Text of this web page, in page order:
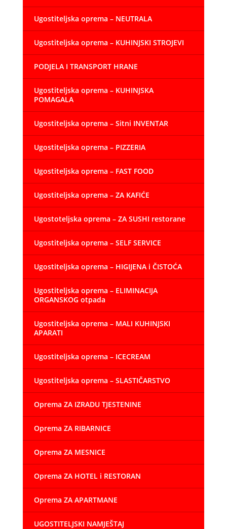
Ugostiteljska oprema – NEUTRALA
Ugostiteljska oprema – KUHINJSKI STROJEVI
PODJELA I TRANSPORT HRANE
Ugostiteljska oprema – KUHINJSKA
POMAGALA
Ugostiteljska oprema – Sitni INVENTAR
Ugostiteljska oprema – PIZZERIA
Ugostiteljska oprema – FAST FOOD
Ugostiteljska oprema – ZA KAFIĆE
Ugostoteljska oprema – ZA SUSHI restorane
Ugostiteljska oprema – SELF SERVICE
Ugostiteljska oprema – HIGIJENA i ČISTOĆA
Ugostiteljska oprema – ELIMINACIJA
ORGANSKOG otpada
Ugostiteljska oprema – MALI KUHINJSKI
APARATI
Ugostiteljska oprema – ICECREAM
Ugostiteljska oprema – SLASTIČARSTVO
Oprema ZA IZRADU TJESTENINE
Oprema ZA RIBARNICE
Oprema ZA MESNICE
Oprema ZA HOTEL i RESTORAN
Oprema ZA APARTMANE
UGOSTITELJSKI NAMJEŠTAJ